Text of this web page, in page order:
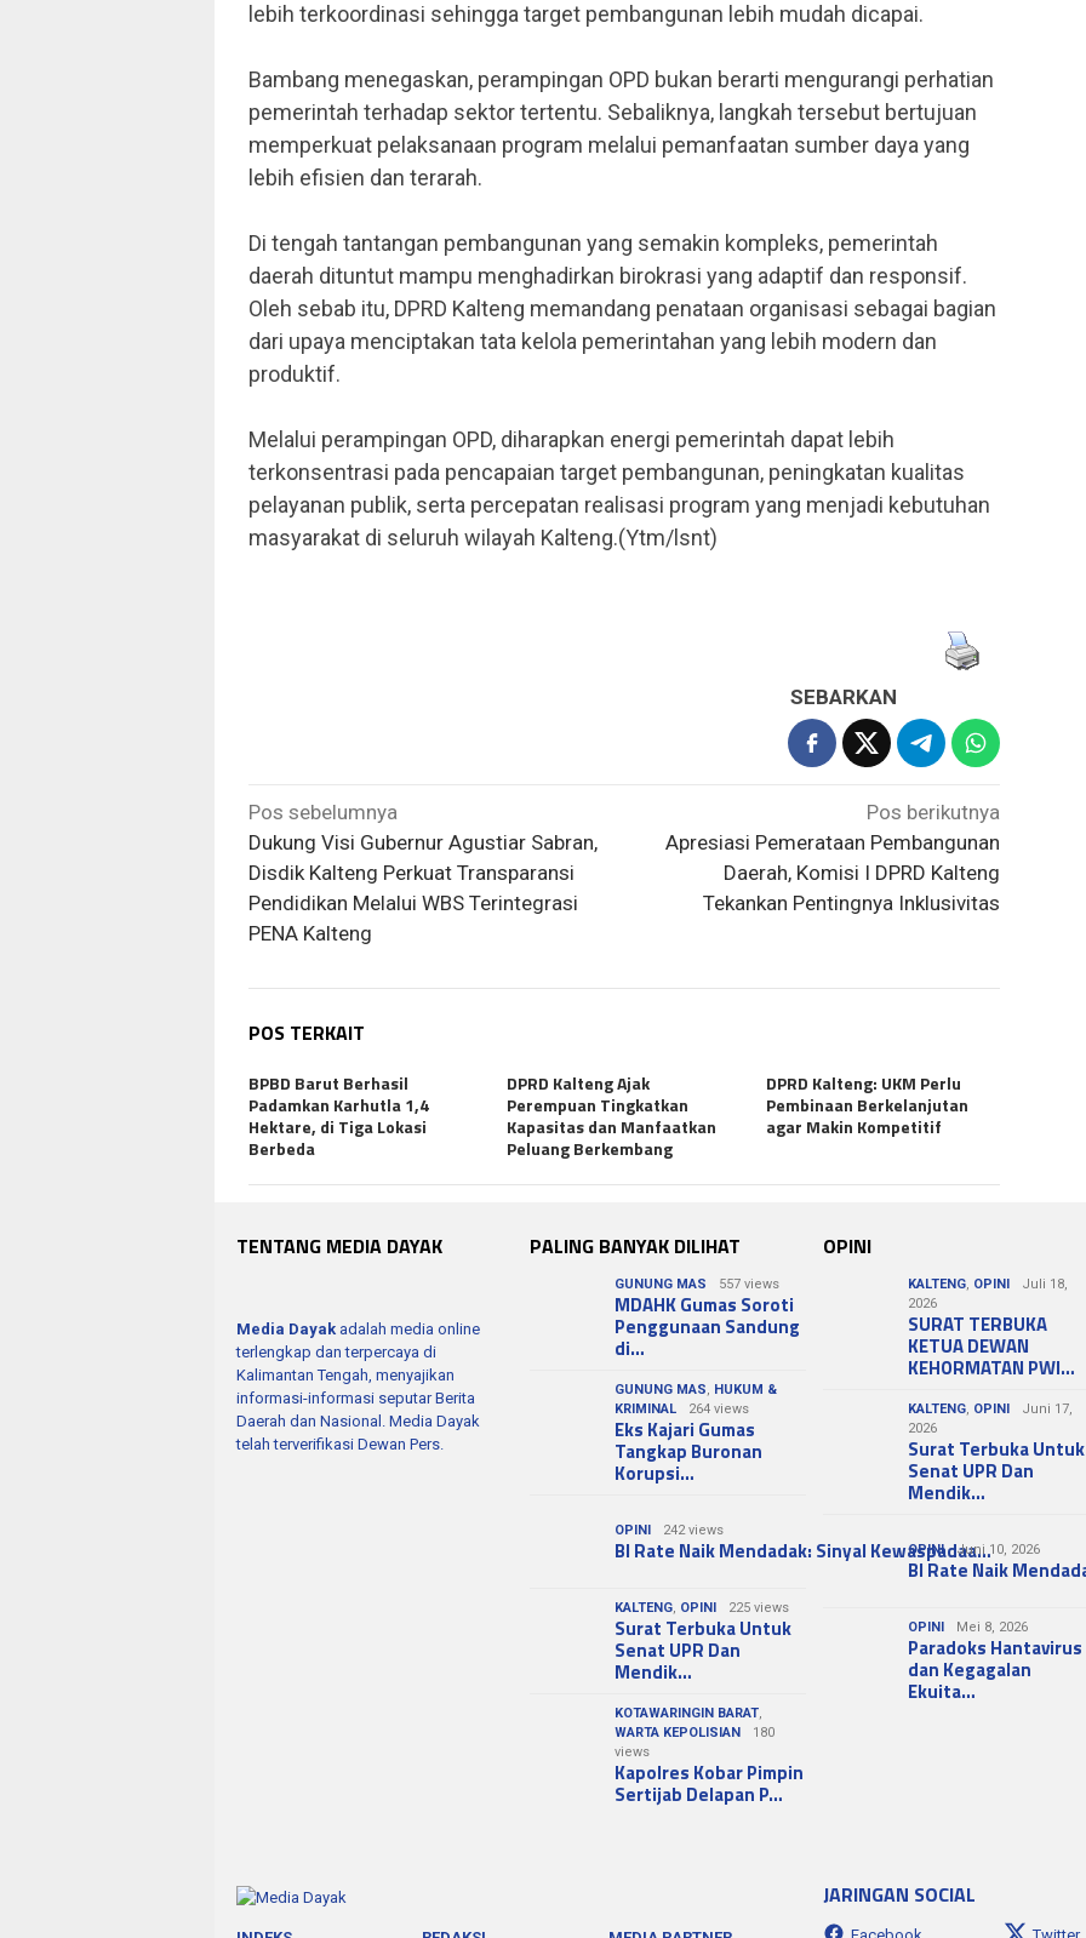
lebih terkoordinasi sehingga target pembangunan lebih mudah dicapai.
Bambang menegaskan, perampingan OPD bukan berarti mengurangi perhatian
pemerintah terhadap sektor tertentu. Sebaliknya, langkah tersebut bertujuan
memperkuat pelaksanaan program melalui pemanfaatan sumber daya yang
lebih efisien dan terarah.
Di tengah tantangan pembangunan yang semakin kompleks, pemerintah
daerah dituntut mampu menghadirkan birokrasi yang adaptif dan responsif.
Oleh sebab itu, DPRD Kalteng memandang penataan organisasi sebagai bagian
dari upaya menciptakan tata kelola pemerintahan yang lebih modern dan
produktif.
Melalui perampingan OPD, diharapkan energi pemerintah dapat lebih
terkonsentrasi pada pencapaian target pembangunan, peningkatan kualitas
pelayanan publik, serta percepatan realisasi program yang menjadi kebutuhan
masyarakat di seluruh wilayah Kalteng.(Ytm/lsnt)
SEBARKAN
Navigasi
pos
Pos sebelumnya
Dukung Visi Gubernur Agustiar Sabran,
Disdik Kalteng Perkuat Transparansi
Pendidikan Melalui WBS Terintegrasi
PENA Kalteng
Pos berikutnya
​Apresiasi Pemerataan Pembangunan
Daerah, Komisi I DPRD Kalteng
Tekankan Pentingnya Inklusivitas
POS TERKAIT
BPBD Barut Berhasil
Padamkan Karhutla 1,4
Hektare, di Tiga Lokasi
Berbeda
DPRD Kalteng Ajak
Perempuan Tingkatkan
Kapasitas dan Manfaatkan
Peluang Berkembang
DPRD Kalteng: UKM Perlu
Pembinaan Berkelanjutan
agar Makin Kompetitif
TENTANG MEDIA DAYAK
Media Dayak adalah media online
terlengkap dan terpercaya di
Kalimantan Tengah, menyajikan
informasi-informasi seputar Berita
Daerah dan Nasional. Media Dayak
telah terverifikasi Dewan Pers.
PALING BANYAK DILIHAT
GUNUNG MAS 557 views
MDAHK Gumas Soroti
Penggunaan Sandung
di…
GUNUNG MAS, HUKUM &
KRIMINAL
264 views
Eks Kajari Gumas
Tangkap Buronan
Korupsi…
OPINI 242 views
BI Rate Naik Mendadak: Sinyal Kewaspadaa…
KALTENG, OPINI 225 views
Surat Terbuka Untuk
Senat UPR Dan
Mendik…
KOTAWARINGIN BARAT,
WARTA KEPOLISIAN
180
views
Kapolres Kobar Pimpin
Sertijab Delapan P…
OPINI
KALTENG, OPINI
Juli 18,
2026
SURAT TERBUKA
KETUA DEWAN
KEHORMATAN PWI…
KALTENG, OPINI
Juni 17,
2026
Surat Terbuka Untuk
Senat UPR Dan
Mendik…
OPINI Juni 10, 2026
BI Rate Naik
OPINI Mei 8, 2026
Paradoks Hantavirus
dan Kegagalan
Ekuita…
JARINGAN SOCIAL